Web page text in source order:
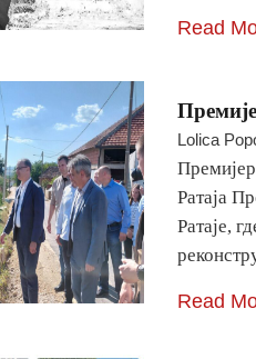
Read
Lolica
Ратаја
Ратаје,
Read